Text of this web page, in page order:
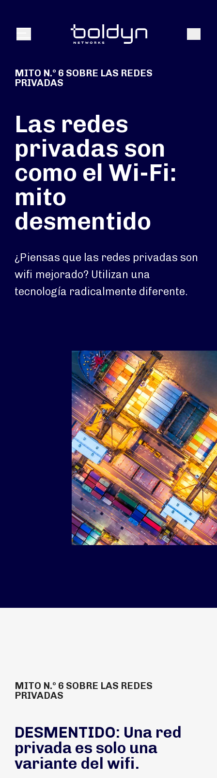
Menú Buscar
MITO N.º 6 SOBRE LAS REDES
PRIVADAS
Las redes
privadas son
como el Wi-Fi:
mito
desmentido
¿Piensas que las redes privadas son
wifi mejorado? Utilizan una
tecnología radicalmente diferente.
MITO N.º 6 SOBRE LAS REDES
PRIVADAS
DESMENTIDO: Una red
privada es solo una
variante del wifi.